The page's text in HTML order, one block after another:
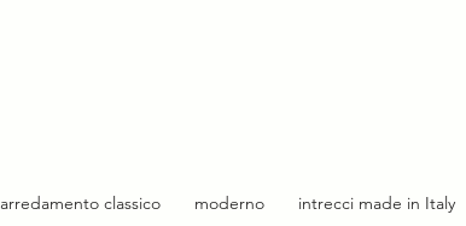
arredamento classico moderno intrecci made in Italy